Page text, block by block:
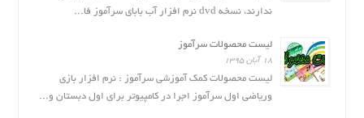
ندارند، نسخه dvd نرم افزار آب بابای سرآموز فا...
لیست محصولات سرآموز
۱۸ آبان ۱۳۹۵
لیست محصولات کمک آموزشی سرآموز : نرم افزار بازى
وریاضی اول سرآموز اجرا در کامپیوتر برای اول دبستان و...